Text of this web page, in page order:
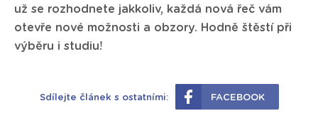
už se rozhodnete jakkoliv, každá nová řeč vám
otevře nové možnosti a obzory. Hodně štěstí při
výběru i studiu!
Sdílejte článek s ostatními: FACEBOOK